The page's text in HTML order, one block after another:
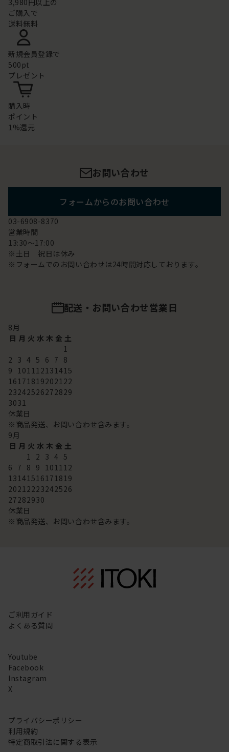
3,980円以上の
ご購入で
送料無料
新規会員登録で
500pt
プレゼント
購入時
ポイント
1%還元
お問い合わせ
フォームからのお問い合わせ
03-6908-8370
営業時間
13:30～17:00
※土日 祝日は休み
※フォームでのお問い合わせは24時間対応しております。
配送・お問い合わせ営業日
8月
日 月 火 水 木 金 土
1
2 3 4 5 6 7 8
9 101112131415
16171819202122
23242526272829
3031
休業日
※商品発送、お問い合わせ含みます。
9月
日 月 火 水 木 金 土
1 2 3 4 5
6 7 8 9 101112
13141516171819
20212223242526
27282930
休業日
※商品発送、お問い合わせ含みます。
ご利用ガイド
よくある質問
Youtube
Facebook
Instagram
X
プライバシーポリシー
利用規約
特定商取引法に関する表示